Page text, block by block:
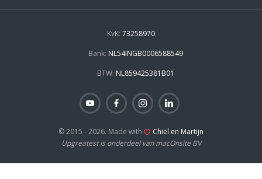
KvK: 73258970
Bank: NL54INGB0006588549
BTW: NL859425381B01
© 2015 - 2026. Made with
Chiel en Martijn
Upgreatest is onderdeel van macOnsite BV